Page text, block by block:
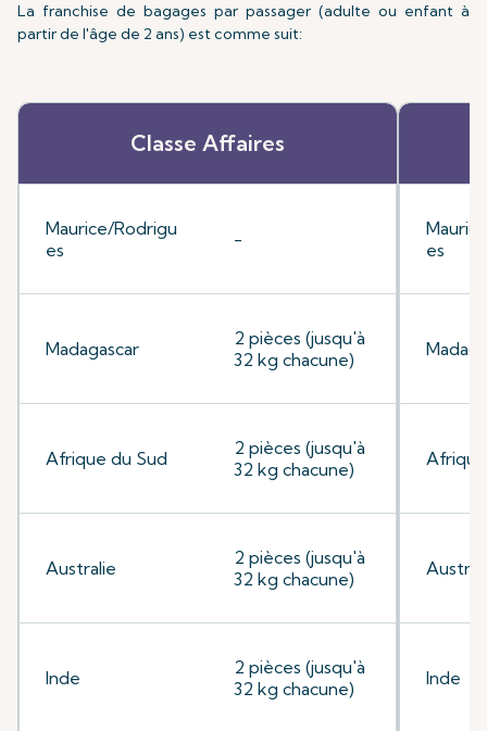
La franchise de bagages par passager (adulte ou enfant à
partir de l'âge de 2 ans) est comme suit:
Classe Affaires
Maurice/Rodrigu
es
-
Madagascar
2 pièces (jusqu'à
32 kg chacune)
Afrique du Sud
2 pièces (jusqu'à
32 kg chacune)
Australie
2 pièces (jusqu'à
32 kg chacune)
Inde
2 pièces (jusqu'à
32 kg chacune)
es
Inde